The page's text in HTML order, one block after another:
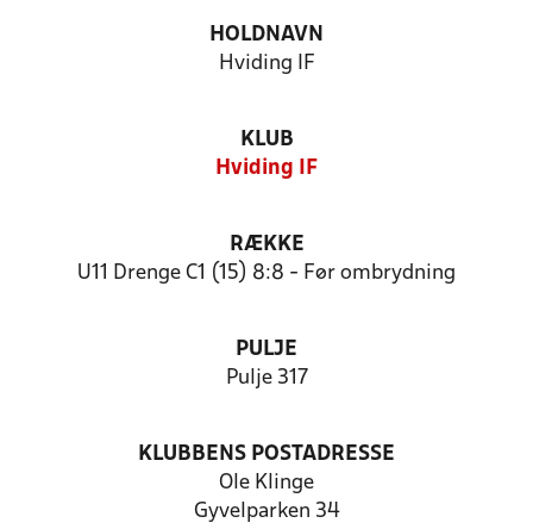
HOLDNAVN
Hviding IF
KLUB
Hviding IF
RÆKKE
U11 Drenge C1 (15) 8:8 - Før ombrydning
PULJE
Pulje 317
KLUBBENS POSTADRESSE
Ole Klinge
Gyvelparken 34